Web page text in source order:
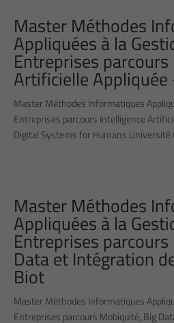
Master Méthodes
Appliquées à la
Entreprises
Artificielle
Master Méthodes Informatiques
Entreprises parcours Intelligence
Digital Systems for Humans Université
Master Méthodes
Appliquées à la
Entreprises
Data et Intégration
Biot
Master Méthodes Informatiques
Entreprises parcours Mobiquité, Big